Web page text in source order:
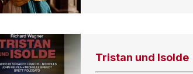
Tristan und Isolde